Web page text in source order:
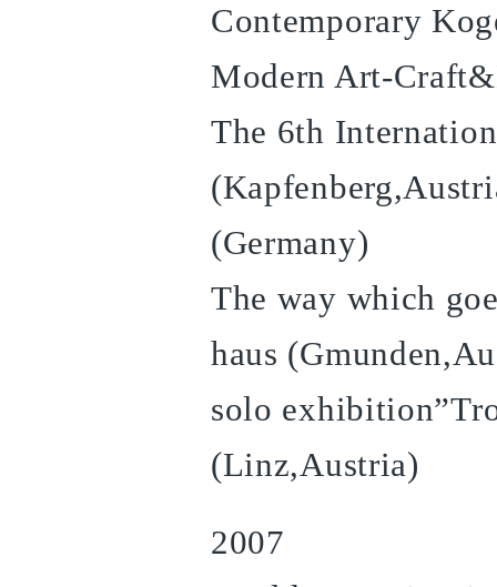
Contemporary
Modern Art-
The 6th
(Germany)
The way which
haus
solo
(Linz,Austria)
2007